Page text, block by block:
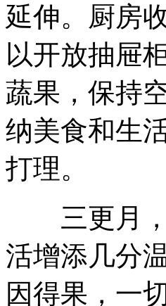
延伸。厨房
以开放抽屉
蔬果，保持
纳美食和生
打理。
三更月，
活增添几分
因得果，一